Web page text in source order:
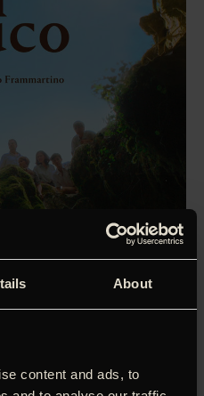
About
content and ads, to
Ekko (5 stjerner)
i 1960erne blev Europas